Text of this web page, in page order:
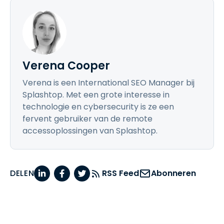
Verena Cooper
Verena is een International SEO Manager bij
Splashtop. Met een grote interesse in
technologie en cybersecurity is ze een
fervent gebruiker van de remote
accessoplossingen van Splashtop.
DELEN RSS Feed Abonneren